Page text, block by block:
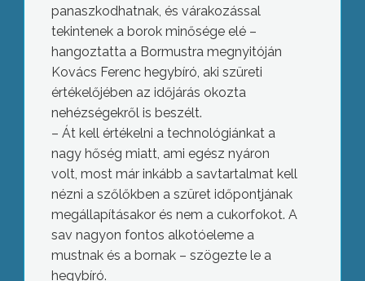
panaszkodhatnak, és várakozással
tekintenek a borok minősége elé –
hangoztatta a Bormustra megnyitóján
Kovács Ferenc hegybíró, aki szüreti
értékelőjében az időjárás okozta
nehézségekről is beszélt.
– Át kell értékelni a technológiánkat a
nagy hőség miatt, ami egész nyáron
volt, most már inkább a savtartalmat kell
nézni a szőlőkben a szüret időpontjának
megállapításakor és nem a cukorfokot. A
sav nagyon fontos alkotóeleme a
mustnak és a bornak – szögezte le a
hegybíró.